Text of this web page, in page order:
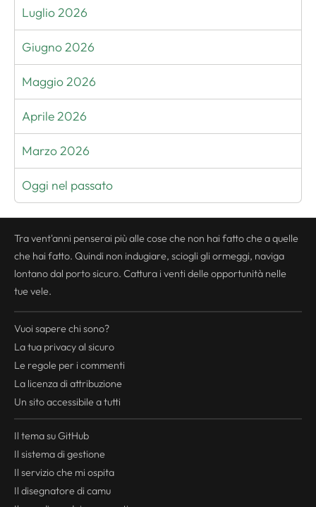
Luglio 2026
Giugno 2026
Maggio 2026
Aprile 2026
Marzo 2026
Oggi nel passato
Tra vent'anni penserai più alle cose che non hai fatto che a quelle
che hai fatto. Quindi non indugiare, sciogli gli ormeggi, naviga
lontano dal porto sicuro. Cattura i venti delle opportunità nelle
tue vele.
Vuoi sapere chi sono?
La tua privacyal sicuro
Le regole per i commenti
La licenza di attribuzione
Un sito accessibile a tutti
Il tema su GitHub
Il sistema di gestione
Il servizio che mi ospita
Il disegnatore di camu